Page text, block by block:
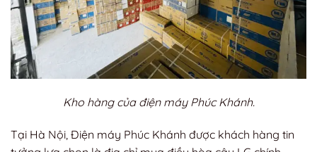
Kho hàng của điện máy Phúc Khánh.
Tại Hà Nội, Điện máy Phúc Khánh được khách hàng tin